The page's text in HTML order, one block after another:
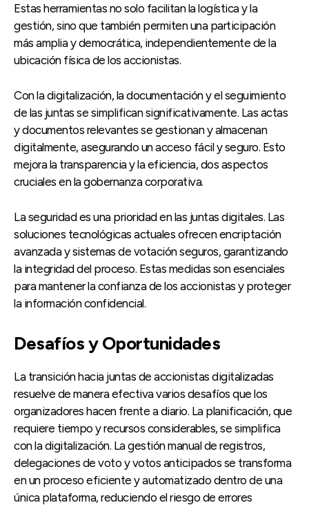
Estas herramientas no solo facilitan la logística y la
gestión, sino que también permiten una participación
más amplia y democrática, independientemente de la
ubicación física de los accionistas.
Con la digitalización, la documentación y el seguimiento
de las juntas se simplifican significativamente. Las actas
y documentos relevantes se gestionan y almacenan
digitalmente, asegurando un acceso fácil y seguro. Esto
mejora la transparencia y la eficiencia, dos aspectos
cruciales en la gobernanza corporativa.
La seguridad es una prioridad en las juntas digitales. Las
soluciones tecnológicas actuales ofrecen encriptación
avanzada y sistemas de votación seguros, garantizando
la integridad del proceso. Estas medidas son esenciales
para mantener la confianza de los accionistas y proteger
la información confidencial.
Desafíos y Oportunidades
La transición hacia juntas de accionistas digitalizadas
resuelve de manera efectiva varios desafíos que los
organizadores hacen frente a diario. La planificación, que
requiere tiempo y recursos considerables, se simplifica
con la digitalización. La gestión manual de registros,
delegaciones de voto y votos anticipados se transforma
en un proceso eficiente y automatizado dentro de una
única plataforma, reduciendo el riesgo de errores